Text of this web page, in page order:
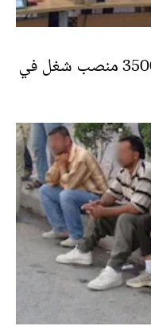
بالفيديو: توقيع اتفاقية لخلق 3500 منصب شغل في